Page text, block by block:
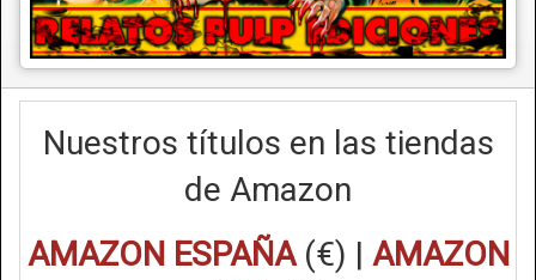
Nuestros títulos en las tiendas
de Amazon
AMAZON ESPAÑA(€) | AMAZON